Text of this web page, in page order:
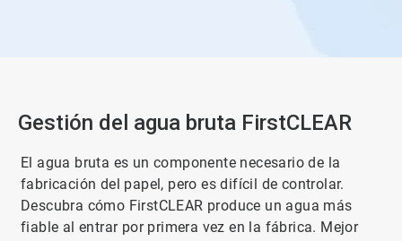
Gestión del agua bruta FirstCLEAR
El agua bruta es un componente necesario de la
fabricación del papel, pero es difícil de controlar.
Descubra cómo FirstCLEAR produce un agua más
fiable al entrar por primera vez en la fábrica. Mejor